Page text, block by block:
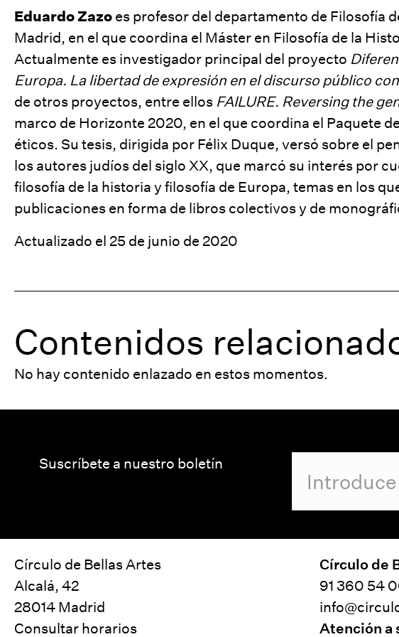
Eduardo Zazoes profesor del departamento de Filosofía
Madrid, en el que coordina el Máster en Filosofía de la
Actualmente es investigador principal del proyecto
Europa. La libertad de expresión en el discurso público
de otros proyectos, entre ellos FAILURE. Reversing the
marco de Horizonte 2020, en el que coordina el Paquete
éticos. Su tesis, dirigida por Félix Duque, versó sobre el
los autores judíos del siglo XX, que marcó su interés por
filosofía de la historia y filosofía de Europa, temas en los
publicaciones en forma de libros colectivos y de
Actualizado el 25 de junio de 2020
Contenidos
No hay contenido enlazado en estos momentos.
Suscríbete a nuestro boletín
Círculo de Bellas Artes
Alcalá, 42
28014 Madrid
Consultar horarios
Círculo de
91 360 54
Atención a